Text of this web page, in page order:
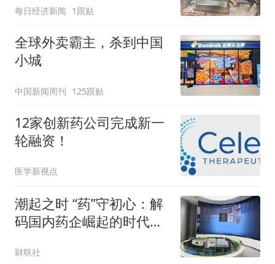
每日经济新闻 1跟贴
全球外卖霸主，杀到中国
小城
中国新闻周刊 125跟贴
12家创新药公司完成新一
轮融资！
医学新视点
潮起之时 “药”守初心：解
码国内药企崛起的时代答
财联社